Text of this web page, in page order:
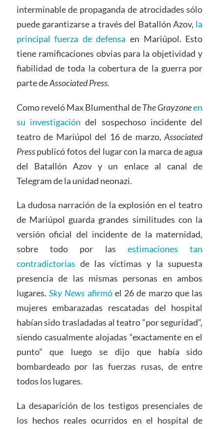
interminable de propaganda de atrocidades sólo
puede garantizarse a través del Batallón Azov, la
principal fuerza de defensa en Mariúpol. Esto
tiene ramificaciones obvias para la objetividad y
fiabilidad de toda la cobertura de la guerra por
parte deAssociated Press.
Como reveló Max Blumenthal deThe Grayzoneen
su investigación del sospechoso incidente del
teatro de Mariúpol del 16 de marzo,Associated
Presspublicó fotos del lugar con la marca de agua
del Batallón Azov y un enlace al canal de
Telegram de la unidad neonazi.
La dudosa narración de la explosión en el teatro
de Mariúpol guarda grandes similitudes con la
versión oficial del incidente de la maternidad,
sobre todo por lasestimaciones tan
contradictorias de las víctimas y la supuesta
presencia de las mismas personas en ambos
lugares. Sky News afirmóel 26 de marzo que las
mujeres embarazadas rescatadas del hospital
habían sido trasladadas al teatro “por seguridad”,
siendo casualmente alojadas “exactamente en el
punto” que luego se dijo que había sido
bombardeado por las fuerzas rusas, de entre
todos los lugares.
La desaparición de los testigos presenciales de
los hechos reales ocurridos en el hospital de